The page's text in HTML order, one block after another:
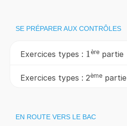
SE PRÉPARER AUX CONTRÔLES
Exercices types : 1
1 ère partie
Exercices types : 2ème partie
EN ROUTE VERS LE BAC